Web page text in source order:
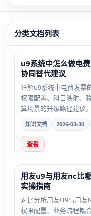
分类文档列表
u9系统中怎么做电
协同替代建议
详解u9系统中电费发票
权限配置、科目映射、
算场景的升级路径建议。
知识文档 2026-03-30
查看
用友u9与用友nc比
实操指南
对比分析用友U9与用友
权限配置、业务流程耦